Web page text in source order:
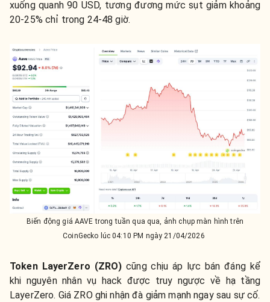
xuống quanh 90 USD, tương đương mức sụt giảm khoảng
20-25% chỉ trong 24-48 giờ.
Biến động giá AAVE trong tuần qua qua, ảnh chụp màn hình trên
CoinGecko lúc 04:10 PM ngày 21/04/2026
Token LayerZero (ZRO) cũng chịu áp lực bán đáng kể
khi nguyên nhân vụ hack được truy ngược về hạ tầng
LayerZero. Giá ZRO ghi nhận đà giảm mạnh ngay sau sự cố.